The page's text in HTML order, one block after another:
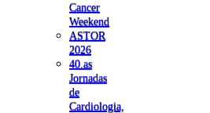
Cancer
Weekend
ASTOR
2026
40.as
Jornadas
de
Cardiologia,